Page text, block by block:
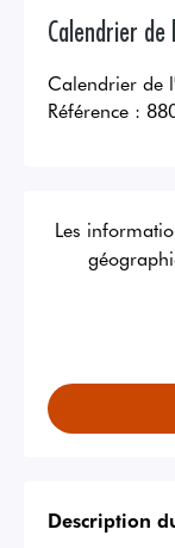
Calendrier
Calendrier de
Référence :
Les
Description